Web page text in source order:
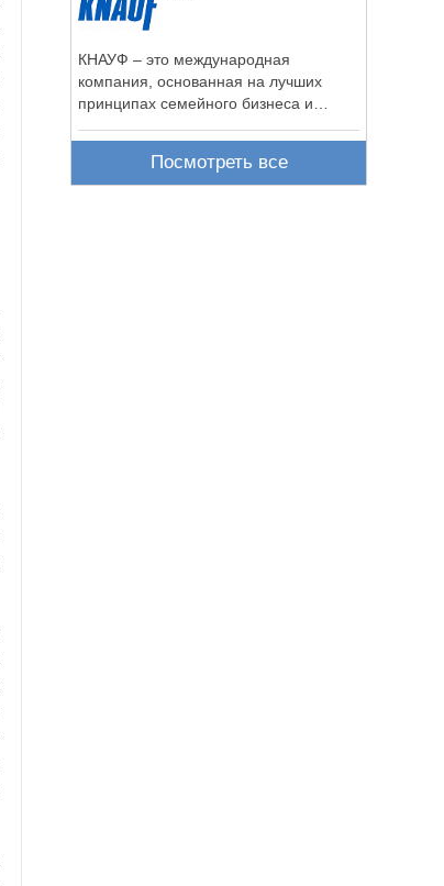
КНАУФ – это международная
компания, основанная на лучших
принципах семейного бизнеса и
Посмотреть все